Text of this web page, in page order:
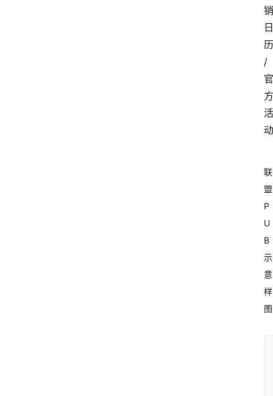
销
日
历
/
官
方
活
动
联
盟
P
U
B
示
意
样
图